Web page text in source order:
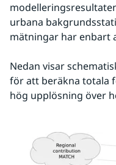
urbana
mätningar har enbart
Nedan visar
för att beräkna totala
hög upplösning över